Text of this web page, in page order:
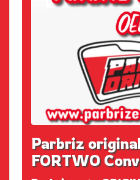
Parbriz
FORTWO